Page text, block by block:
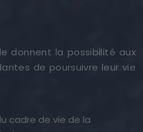
donnent la possibilité aux
de poursuivre leur vie
cadre de vie de la